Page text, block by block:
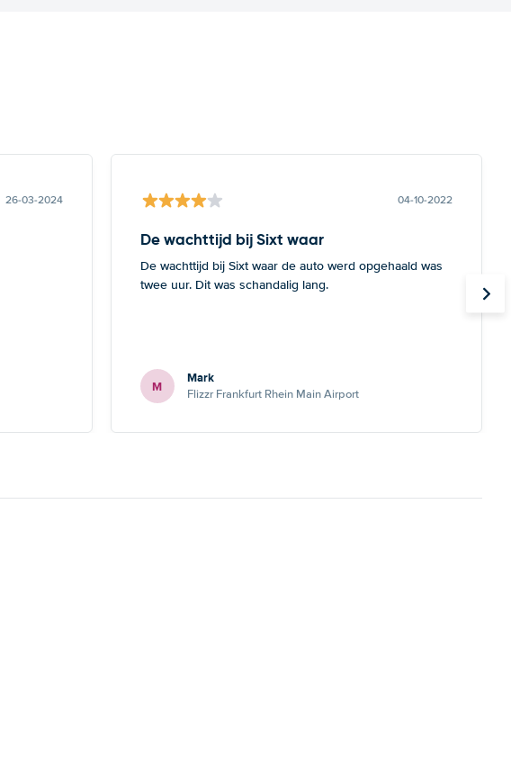
26-03-2024 04-10-2022
De wachttijd bij Sixt waar
De wachttijd bij Sixt waar de auto werd opgehaald was
twee uur. Dit was schandalig lang.
M Mark
Flizzr Frankfurt Rhein Main Airport